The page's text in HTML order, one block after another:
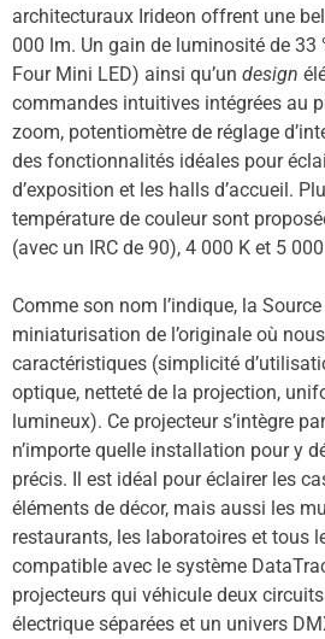
architecturaux Irideon offrent une
000 lm. Un gain de luminosité de 33
Four Mini LED) ainsi qu’un design
commandes intuitives intégrées au
zoom, potentiomètre de réglage
des fonctionnalités idéales pour
d’exposition et les halls d’accueil.
température de couleur sont
(avec un IRC de 90), 4 000 K et 5
Comme son nom l’indique, la
miniaturisation de l’originale où
caractéristiques (simplicité
optique, netteté de la projection,
lumineux). Ce projecteur s’intègre
n’importe quelle installation pour y
précis. Il est idéal pour éclairer les
éléments de décor, mais aussi les
restaurants, les laboratoires et tous
compatible avec le système
projecteurs qui véhicule deux
électrique séparées et un univers